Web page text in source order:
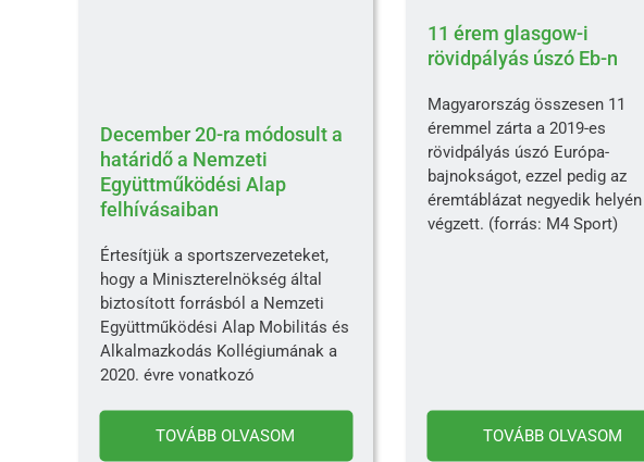
December 20-ra módosult a
határidő a Nemzeti
Együttműködési Alap
felhívásaiban
Értesítjük a sportszervezeteket,
hogy a Miniszterelnökség által
biztosított forrásból a Nemzeti
Együttműködési Alap Mobilitás és
Alkalmazkodás Kollégiumának a
2020. évre vonatkozó
TOVÁBB OLVASOM
11 érem glasgow-i
rövidpályás úszó Eb-n
Magyarország összesen 11
éremmel zárta a 2019-es
rövidpályás úszó Európa-
bajnokságot, ezzel pedig az
éremtáblázat negyedik helyén
végzett. (forrás: M4 Sport)
TOVÁBB OLVASOM